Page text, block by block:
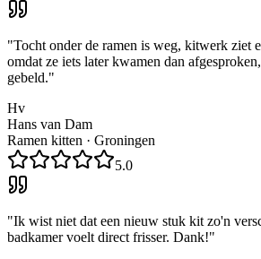
"Tocht onder de ramen is weg, kitwerk ziet
omdat ze iets later kwamen dan
gebeld."
Hv
Hans van Dam
Ramen kitten · Groningen
5.0
"Ik wist niet dat een nieuw stuk kit zo'n
badkamer voelt direct frisser. Dank!"